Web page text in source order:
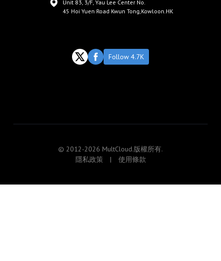
Unit 83, 3/F, Yau Lee Center No.
45 Hoi Yuen Road Kwun Tong,Kowloon.HK
Follow 4.7K
© 2012-2026 MultCloud.版權所有.
隱私政策
| 使用條款